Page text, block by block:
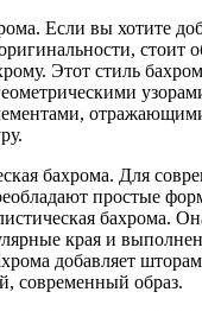
Если вы хотите
стоит
Этот стиль
бахрома. Для
простые
бахрома.
края и
добавляет
современный образ.